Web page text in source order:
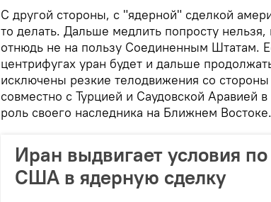
С другой стороны, с "ядерной" сделкой
то делать. Дальше медлить попросту нельзя,
отнюдь не на пользу Соединенным Штатам.
центрифугах уран будет и дальше
исключены резкие телодвижения со
совместно с Турцией и Саудовской Аравией
роль своего наследника на Ближнем Востоке.
Иран выдвигает условия
США в ядерную сделку